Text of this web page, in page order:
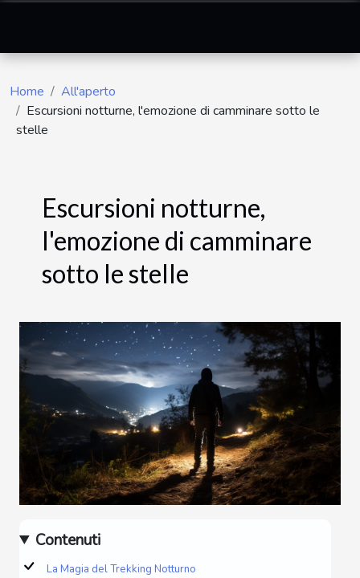
Home
All'aperto
Escursioni notturne, l'emozione di camminare sotto le
stelle
Escursioni notturne,
l'emozione di camminare
sotto le stelle
Contenuti
La Magia del Trekking Notturno